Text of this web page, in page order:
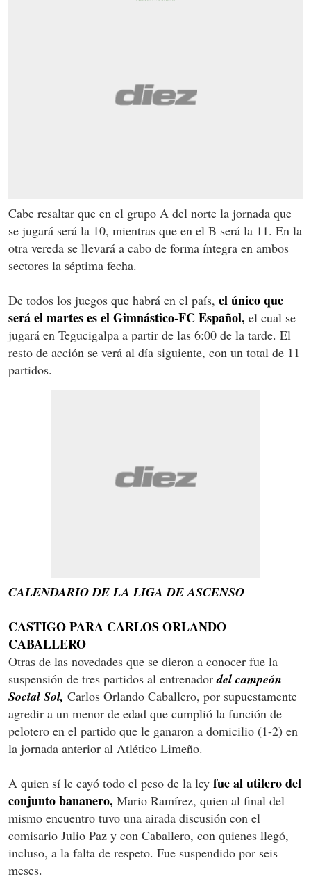
Cabe resaltar que en el grupo A del norte la jornada que
se jugará será la 10, mientras que en el B será la 11. En la
otra vereda se llevará a cabo de forma íntegra en ambos
sectores la séptima fecha.
De todos los juegos que habrá en el país, el único que
será el martes es el Gimnástico-FC Español, el cual se
jugará en Tegucigalpa a partir de las 6:00 de la tarde. El
resto de acción se verá al día siguiente, con un total de 11
partidos.
CALENDARIO DE LA LIGA DE ASCENSO
CASTIGO PARA CARLOS ORLANDO
CABALLERO
Otras de las novedades que se dieron a conocer fue la
suspensión de tres partidos al entrenadordel campeón
Social Sol, Carlos Orlando Caballero, por supuestamente
agredir a un menor de edad que cumplió la función de
pelotero en el partido que le ganaron a domicilio (1-2) en
la jornada anterior al Atlético Limeño.
A quien sí le cayó todo el peso de la ley fue al utilero del
conjunto bananero, Mario Ramírez, quien al final del
mismo encuentro tuvo una airada discusión con el
comisario Julio Paz y con Caballero, con quienes llegó,
incluso, a la falta de respeto. Fue suspendido por seis
meses.